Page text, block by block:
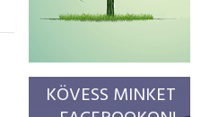
KÖVESS MINKET